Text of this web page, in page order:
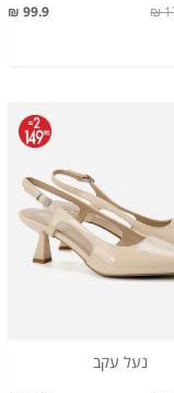
99.9 ₪
נעל עקב